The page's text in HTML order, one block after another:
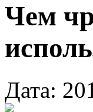
Чем
Дата: